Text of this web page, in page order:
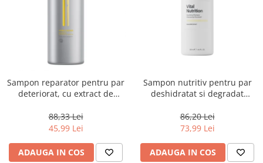
Sampon reparator pentru par
deteriorat, cu extract de
Londa Professional Care
Visible Repair, 1000 ml
88,33 Lei
45,99 Lei
ADAUGA IN COS
Sampon nutritiv pentru par
deshidratat si degradat
Shampoo, 300 ml
86,20 Lei
73,99 Lei
ADAUGA IN COS